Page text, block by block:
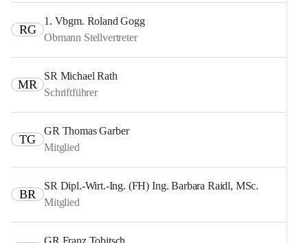
RG
1. Vbgm. Roland Gogg
Obmann Stellvertreter
MR
SR Michael Rath
Schriftführer
TG
GR Thomas Garber
Mitglied
BR
SR Dipl.-Wirt.-Ing. (FH) Ing. Barbara Raidl, MSc.
Mitglied
GR Franz Tobitsch